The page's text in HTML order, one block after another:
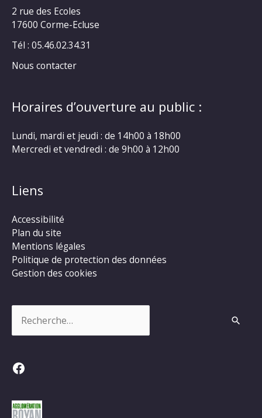
2 rue des Ecoles
17600 Corme-Ecluse
Tél : 05.46.02.34.31
Nous contacter
Horaires d’ouverture au public :
Lundi, mardi et jeudi : de 14h00 à 18h00
Mercredi et vendredi : de 9h00 à 12h00
Liens
Accessibilité
Plan du site
Mentions légales
Politique de protection des données
Gestion des cookies
Facebook